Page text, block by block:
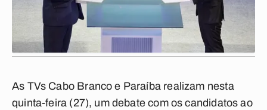
As TVs Cabo Branco e Paraíba realizam nesta
quinta-feira (27), um debate com os candidatos ao